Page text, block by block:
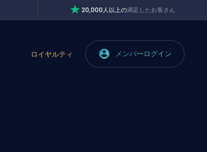
20,000人以上の満足したお客さん
ロイヤルティ メンバーログイン